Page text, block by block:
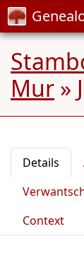
Mur »
Details
Context